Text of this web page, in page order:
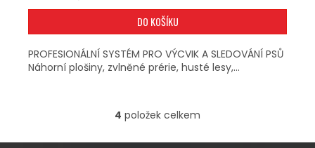
DO KOŠÍKU
PROFESIONÁLNÍ SYSTÉM PRO VÝCVIK A SLEDOVÁNÍ PSŮ
Náhorní plošiny, zvlněné prérie, husté lesy,...
O
4 položek celkem